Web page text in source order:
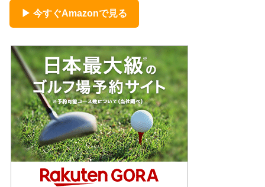
▶ 今すぐAmazonで見る